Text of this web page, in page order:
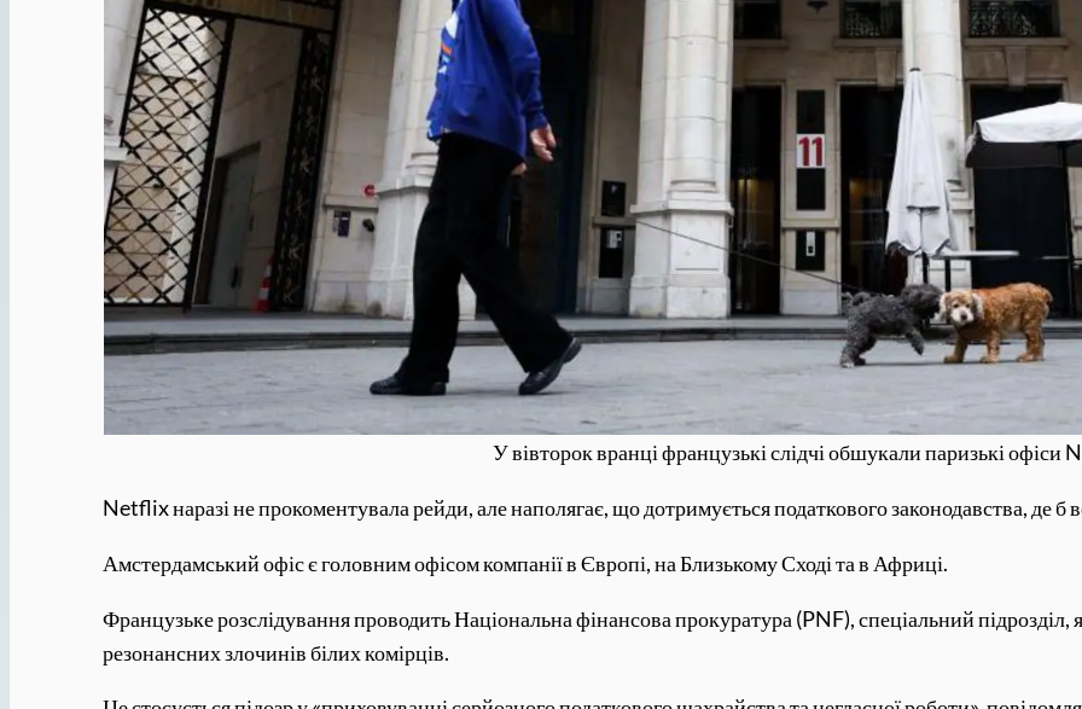
У вівторок вранці французькі слідчі обшукали паризькі офіси
Netflix наразі не прокоментувала рейди, але наполягає, що дотримується податкового законодавства, де б
Амстердамський офіс є головним офісом компанії в Європі, на Близькому Сході та в Африці.
Французьке розслідування проводить Національна фінансова прокуратура (PNF), спеціальний підрозділ,
резонансних злочинів білих комірців.